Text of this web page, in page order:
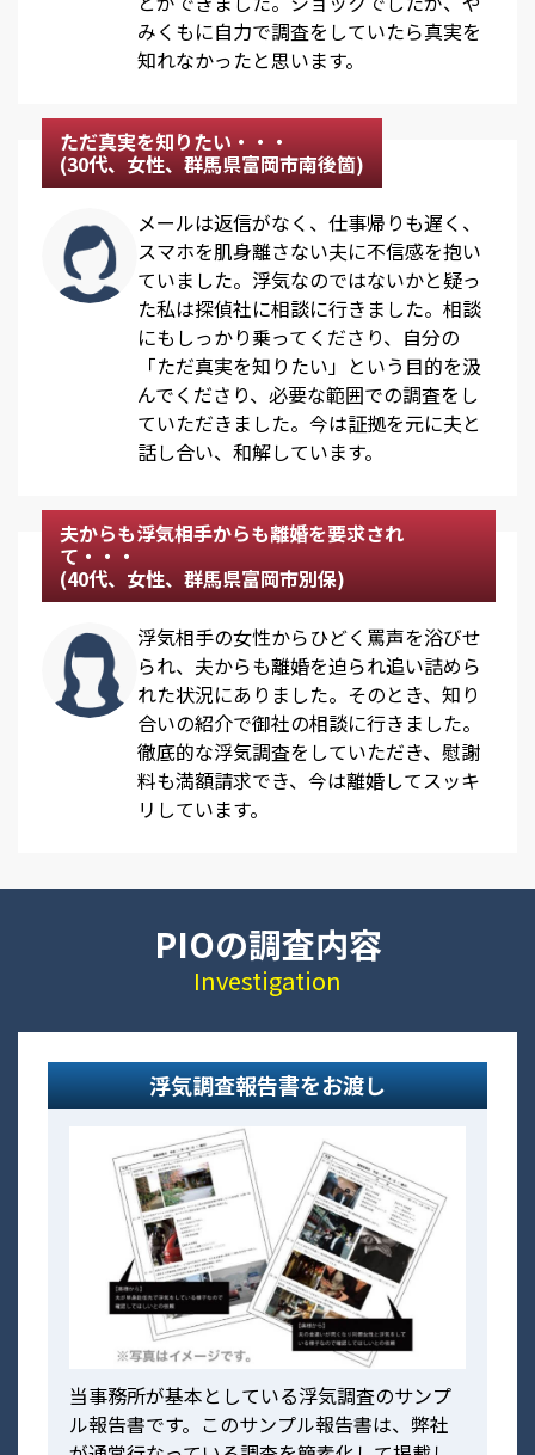
みくもに自力で調査をしていたら真実を
知れなかったと思います。
ただ真実を知りたい・・・
(30代、女性、群馬県富岡市南後箇)
メールは返信がなく、仕事帰りも遅く、
スマホを肌身離さない夫に不信感を抱い
ていました。浮気なのではないかと疑っ
た私は探偵社に相談に行きました。相談
にもしっかり乗ってくださり、自分の
「ただ真実を知りたい」という目的を汲
んでくださり、必要な範囲での調査をし
ていただきました。今は証拠を元に夫と
話し合い、和解しています。
夫からも浮気相手からも離婚を要求され
て・・・
(40代、女性、群馬県富岡市別保)
浮気相手の女性からひどく罵声を浴びせ
られ、夫からも離婚を迫られ追い詰めら
れた状況にありました。そのとき、知り
合いの紹介で御社の相談に行きました。
徹底的な浮気調査をしていただき、慰謝
料も満額請求でき、今は離婚してスッキ
リしています。
PIOの調査内容
Investigation
浮気調査報告書をお渡し
当事務所が基本としている浮気調査のサンプ
ル報告書です。このサンプル報告書は、弊社